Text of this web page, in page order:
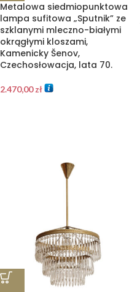
Metalowa siedmiopunktowa
lampa sufitowa „Sputnik” ze
szklanymi mleczno-białymi
okrągłymi kloszami,
Kamenicky Šenov,
Czechosłowacja, lata 70.
2.470,00zł